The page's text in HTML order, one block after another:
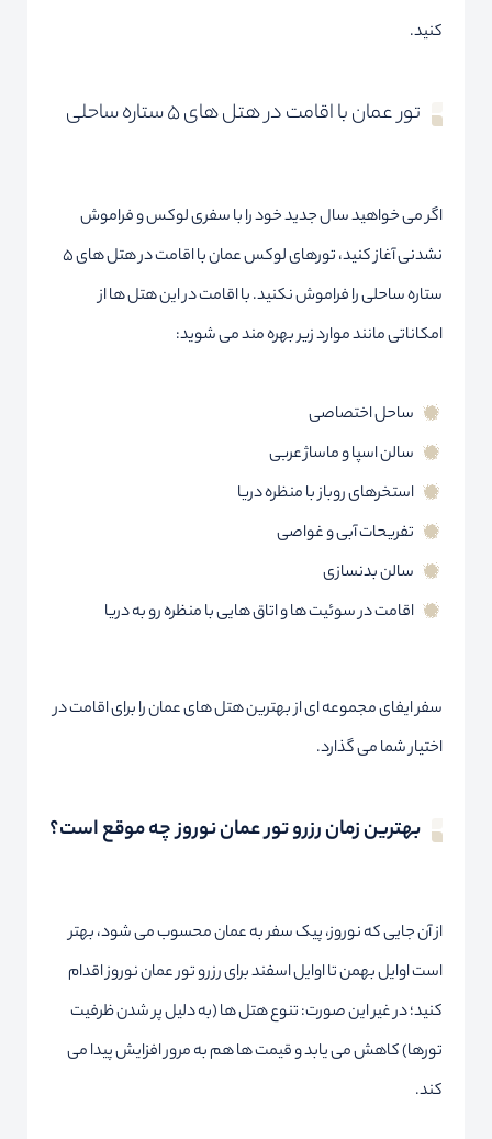
کنید.
تور عمان با اقامت در هتل های ۵ ستاره ساحلی
اگر می خواهید سال جدید خود را با سفری لوکس و فراموش
نشدنی آغاز کنید، تورهای لوکس عمان با اقامت در هتل های 5
ستاره ساحلی را فراموش نکنید. با اقامت در این هتل ها از
امکاناتی مانند موارد زیر بهره مند می شوید:
ساحل اختصاصی
سالن اسپا و ماساژ عربی
استخرهای روباز با منظره دریا
تفریحات آبی و غواصی
سالن بدنسازی
اقامت در سوئیت ها و اتاق هایی با منظره رو به دریا
سفر ایفای مجموعه ای از بهترین هتل های عمان را برای اقامت در
اختیار شما می گذارد.
بهترین زمان رزرو تور عمان نوروز چه موقع است؟
از آن جایی که نوروز، پیک سفر به عمان محسوب می شود، بهتر
است اوایل بهمن تا اوایل اسفند برای رزرو تور عمان نوروز اقدام
کنید؛ در غیر این صورت: تنوع هتل ها (به دلیل پر شدن ظرفیت
تورها) کاهش می یابد و قیمت ها هم به مرور افزایش پیدا می
کند.